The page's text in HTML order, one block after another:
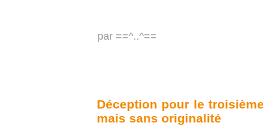
par ==^..^==
Déception pour le
mais sans originalité